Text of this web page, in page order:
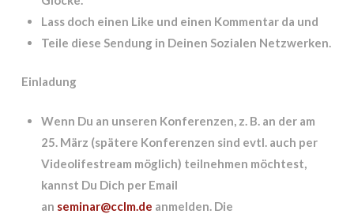
Lass doch einen Like und einen Kommentar da und
Teile diese Sendung in Deinen Sozialen Netzwerken.
Einladung
Wenn Du an unseren Konferenzen, z. B. an der am
25. März (spätere Konferenzen sind evtl. auch per
Videolifestream möglich) teilnehmen möchtest,
kannst Du Dich per Email
an seminar@cclm.de anmelden. Die